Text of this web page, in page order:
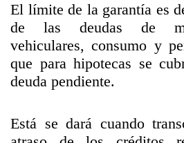
El límite de la garantía es
de las deudas de
vehiculares, consumo y
que para hipotecas se
deuda pendiente.
Está se dará cuando